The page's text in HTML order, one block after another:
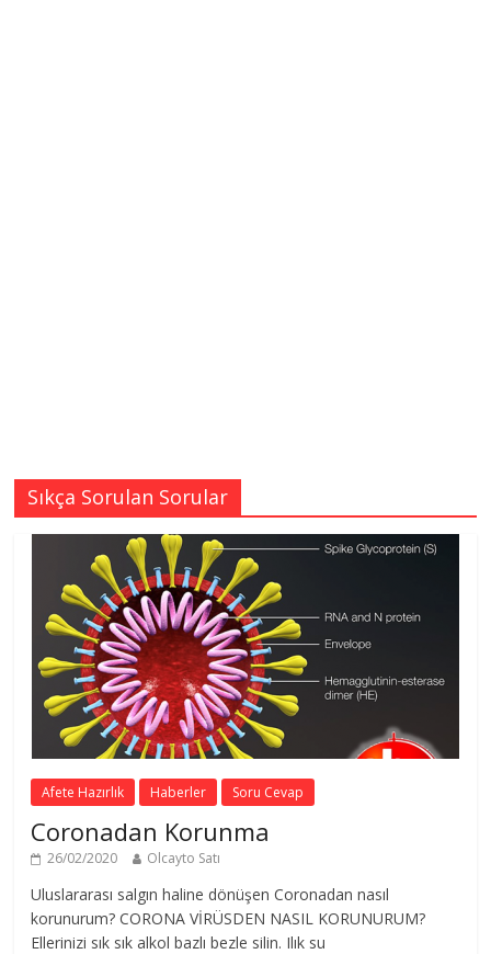
Sıkça Sorulan Sorular
Afete Hazırlık Haberler Soru Cevap
Coronadan Korunma
26/02/2020 Olcayto Satı
Uluslararası salgın haline dönüşen Coronadan nasıl
korunurum? CORONA VİRÜSDEN NASIL KORUNURUM?
Ellerinizi sık sık alkol bazlı bezle silin. Ilık su